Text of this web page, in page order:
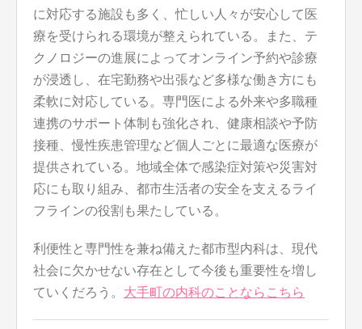
に対応する施設も多く、忙しい人々が安心して医
療を受けられる環境が整えられている。また、テ
クノロジーの進展によってオンライン予約や診療
が浸透し、在宅勤務や出張など多様な働き方にも
柔軟に対応している。専門医による外来や多職種
連携のサポート体制も強化され、健康相談や予防
接種、慢性疾患管理など個人ごとに最適な医療が
提供されている。地域全体で感染症対策や災害対
応にも取り組み、都市生活者の安全を支えるライ
フラインの役割も果たしている。
利便性と専門性を兼ね備えた都市型内科は、現代
社会に欠かせない存在として今後も重要性を増し
ていくだろう。 大手町の内科のことならこちら